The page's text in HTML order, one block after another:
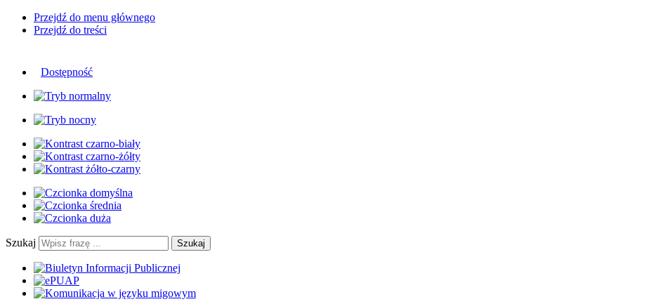
Przejdź do menu głównego
Przejdź do treści
Dostępność
Szukaj Szukaj